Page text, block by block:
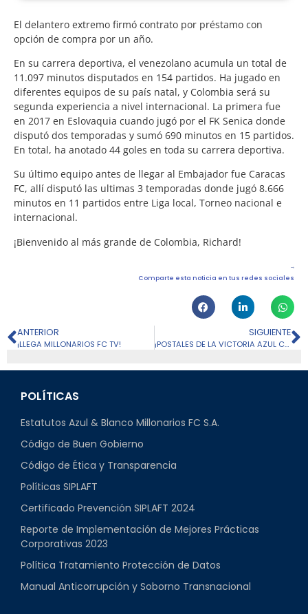
El delantero extremo firmó contrato por préstamo con
opción de compra por un año.
En su carrera deportiva, el venezolano acumula un total de
11.097 minutos disputados en 154 partidos. Ha jugado en
diferentes equipos de su país natal, y Colombia será su
segunda experiencia a nivel internacional. La primera fue
en 2017 en Eslovaquia cuando jugó por el FK Senica donde
disputó dos temporadas y sumó 690 minutos en 15 partidos.
En total, ha anotado 44 goles en toda su carrera deportiva.
Su último equipo antes de llegar al Embajador fue Caracas
FC, allí disputó las ultimas 3 temporadas donde jugó 8.666
minutos en 11 partidos entre Liga local, Torneo nacional e
internacional.
¡Bienvenido al más grande de Colombia, Richard!
Comparte esta noticia en tus redes sociales
ANTERIOR
¡LLEGA MILLONARIOS FC TV!
SIGUIENTE
¡POSTALES DE LA VICTORIA AZUL CONTRA ÁGUILAS DORADAS!
POLÍTICAS
Estatutos Azul & Blanco Millonarios FC S.A.
Código de Buen Gobierno
Código de Ética y Transparencia
Políticas SIPLAFT
Certificado Prevención SIPLAFT 2024
Reporte de Implementación de Mejores Prácticas
Corporativas 2023
Política Tratamiento Protección de Datos
Manual Anticorrupción y Soborno Transnacional